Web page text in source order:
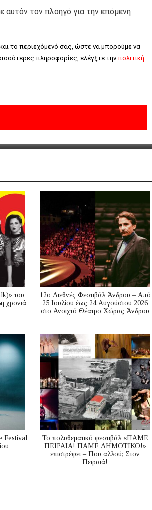
αυτόν τον πλοηγό για την επόμενη
το περιεχόμενό σας, ώστε να μπορούμε να
πληροφορίες, ελέγξτε την πολιτική
του
χρονιά
12ο Διεθνές Φεστιβάλ Άνδρου – Από
25 Ιουλίου έως 24 Αυγούστου 2026
στο Ανοιχτό Θέατρο Χώρας Άνδρου
Festival
Το πολυθεματικό φεστιβάλ «ΠΑΜΕ
ΠΕΙΡΑΙΑ! ΠΑΜΕ ΔΗΜΟΤΙΚΟ!»
επιστρέφει – Που αλλού; Στον
Πειραιά!